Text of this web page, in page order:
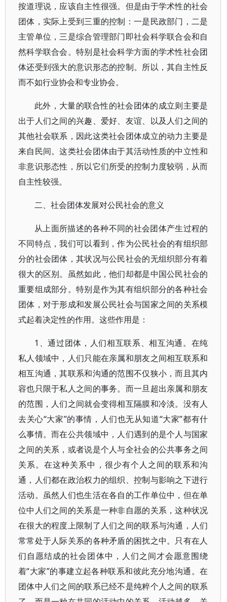
按道理说，应该自主性很强。但是由于学术性的社会
团体，实际上受到三重的控制：一是民政部门，二是
主管单位，三是综合管理部门即社会科学联合会和自
然科学联合会。特别是社会科学方面的学术性社会团
体还受到强大的意识形态的控制。所以，其自主性反
而不如行业协会和专业协会。
此外，大量的联合性的社会团体的成立则主要是
出于人们之间的兴趣、爱好、友谊、以及人们之间的
其他社会联系，因此这类社会团体成立的动力主要是
来自民间。这类社会团体由于其活动性质的中立性和
非意识形态性，所以它们所受的控制力度较弱，从而
自主性较强。
二、社会团体发展对公民社会的意义
从上面所描述的各种不同的社会团体产生过程的
不同特点，我们可以看到，作为公民社会的有组织部
分的社会团体，其状况与公民社会的无组织部分有着
很大的区别。虽然如此，他们却都是中国公民社会的
重要组成部分。特别是作为其有组织部分的各种社会
团体，对于形成和发展公民社会与国家之间的关系模
式起着决定性的作用。这些作用是：
1、通过团体，人们相互联系、相互沟通。在纯
私人领域中，人们只能在亲属和朋友之间相互联系和
相互沟通，其联系和沟通的范围不仅狭小，而且其内
容也只限于私人之间的事务。而一旦超出亲属和朋友
的范围，人们之间就会变得相互隔膜和冷淡。没有人
去关心“大家”的事情，人们也无从知道“大家”都有什
么事情。而在公共领域中，人们遇到的是个人与国家
之间的关系，或者说是个人与全社会的公共事务之间
关系。在这种关系中，很少有个人之间的联系和沟
通，人们都在政治权力的组织、控制与影响之下进行
活动。虽然人们也生活在各自的工作单位中，但在单
位中人们之间的关系是一种非自愿的关系，这种状况
在很大的程度上限制了人们之间的联系与沟通，人们
常常处于人际关系的各种矛盾的困扰之中。只有在人
们自愿结成的社会团体中，人们之间才会愿意围绕
着“大家”的事建立起各种联系和彼此充分地沟通。在
团体中人们之间的联系已经不是纯粹个人之间的联系